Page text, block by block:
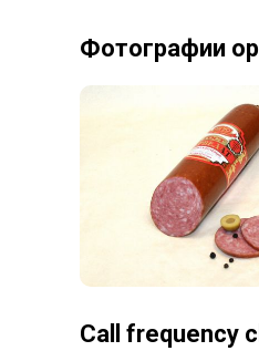
Фотографии
Call frequency